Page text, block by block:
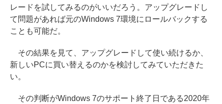
レードを試してみるのがいいだろう。アップグレードし
て問題があれば元のWindows 7環境にロールバックする
ことも可能だ。
その結果を見て、アップグレードして使い続けるか、
新しいPCに買い替えるのかを検討してみていただきた
い。
その判断がWindows 7のサポート終了日である2020年